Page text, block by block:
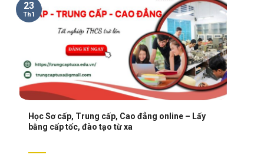
Học Sơ cấp, Trung cấp, Cao đẳng online – Lấy
bằng cấp tốc, đào tạo từ xa
23
Th1